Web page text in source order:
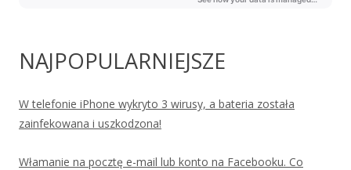
NAJPOPULARNIEJSZE
W telefonie iPhone wykryto 3 wirusy, a bateria została
zainfekowana i uszkodzona!
Włamanie na pocztę e-mail lub konto na Facebooku. Co